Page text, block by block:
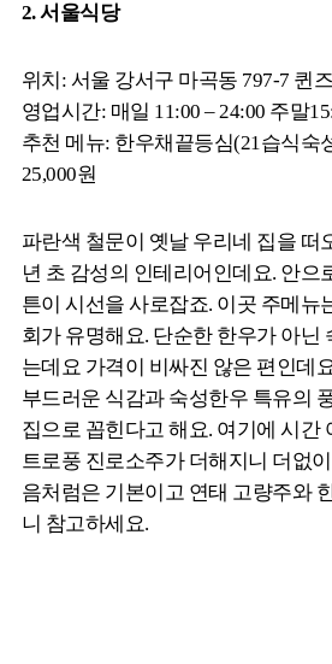
2. 서울식당
위치: 서울 강서구 마곡동 797-7 퀸
영업시간: 매일 11:00 – 24:00 주말
추천 메뉴: 한우채끝등심(21습식숙
25,000원
파란색 철문이 옛날 우리네 집을 떠
년 초 감성의 인테리어인데요. 안으
튼이 시선을 사로잡죠. 이곳 주메뉴
회가 유명해요. 단순한 한우가 아닌
는데요 가격이 비싸진 않은 편인데
부드러운 식감과 숙성한우 특유의
집으로 꼽힌다고 해요. 여기에 시간
트로풍 진로소주가 더해지니 더없
음처럼은 기본이고 연태 고량주와
니 참고하세요.